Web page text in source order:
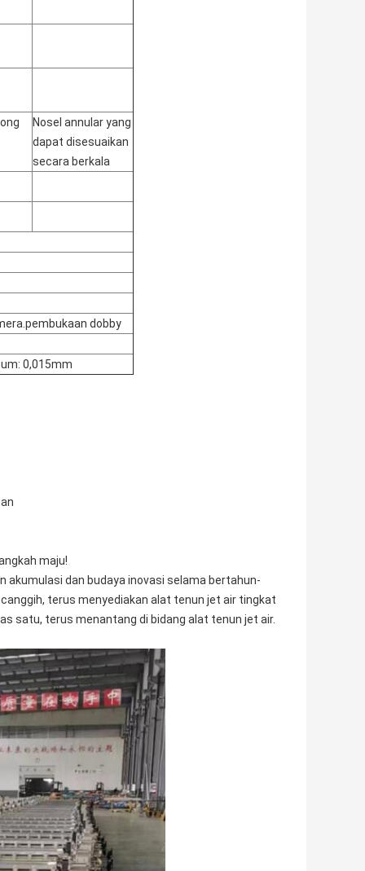
Nosel annular yang
dapat disesuaikan
secara berkala
dobby
0,015mm
maju!
dan budaya inovasi selama bertahun-
terus menyediakan alat tenun jet air tingkat
satu, terus menantang di bidang alat tenun jet air.